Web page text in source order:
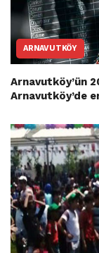
ARNAVUTKÖY
Arnavutköy’ün
Arnavutköy’de